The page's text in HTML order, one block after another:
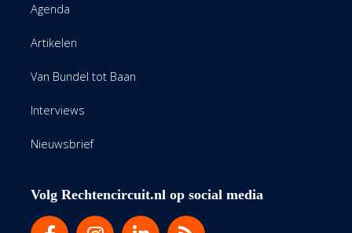
Agenda
Artikelen
Van Bundel tot Baan
Interviews
Nieuwsbrief
Volg Rechtencircuit.nl op social media